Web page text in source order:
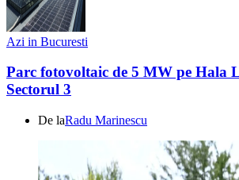
Azi in Bucuresti
Parc fotovoltaic de 5 MW pe Hala
Sectorul 3
De laRadu Marinescu